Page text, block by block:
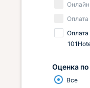
Онлайн
Оплата
Оценка
Все